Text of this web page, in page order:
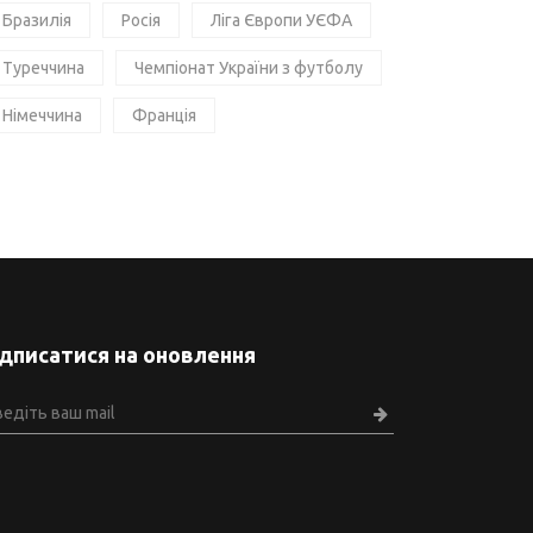
Бразилія Росія Ліга Європи УЄФА
Туреччина Чемпіонат України з футболу
Німеччина Франція
на оновлення